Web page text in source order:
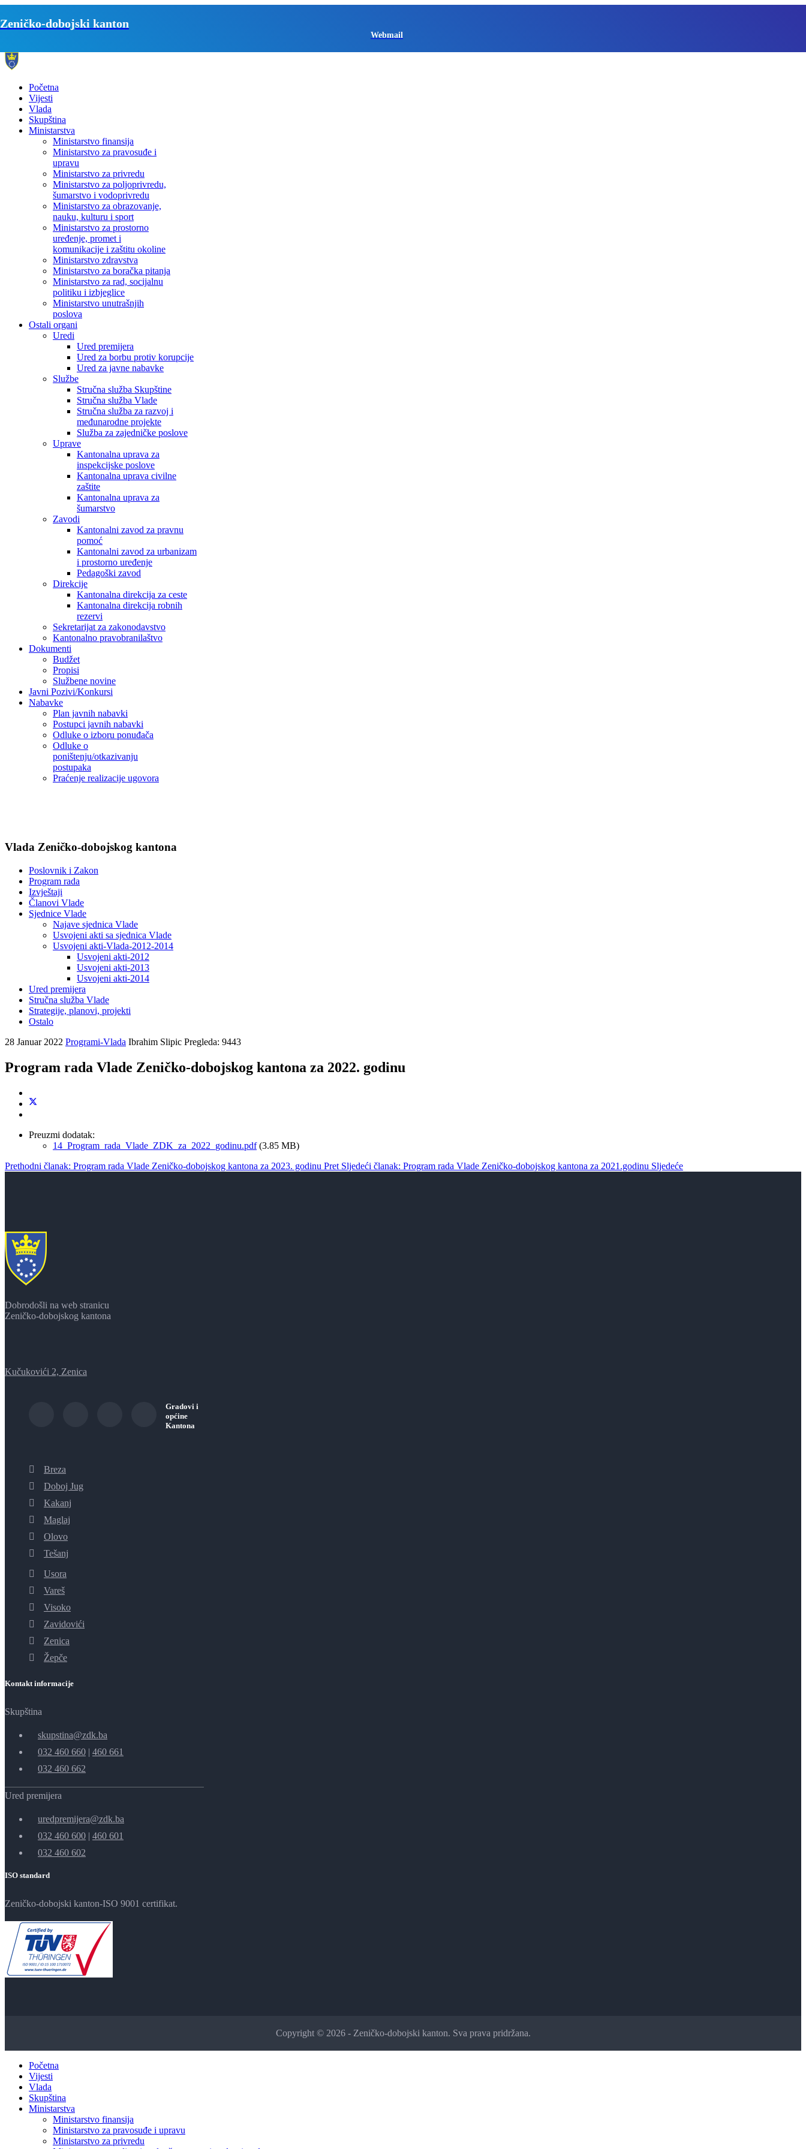
Zeničko-dobojski kanton
Webmail
Početna
Vijesti
Vlada
Skupština
Ministarstva
Ministarstvo finansija
Ministarstvo za pravosuđe i
upravu
Ministarstvo za privredu
Ministarstvo za poljoprivredu,
šumarstvo i vodoprivredu
Ministarstvo za obrazovanje,
nauku, kulturu i sport
Ministarstvo za prostorno
uređenje, promet i
komunikacije i zaštitu okoline
Ministarstvo zdravstva
Ministarstvo za boračka pitanja
Ministarstvo za rad, socijalnu
politiku i izbjeglice
Ministarstvo unutrašnjih
poslova
Ostali organi
Uredi
Ured premijera
Ured za borbu protiv korupcije
Ured za javne nabavke
Službe
Stručna služba Skupštine
Stručna služba Vlade
Stručna služba za razvoj i
međunarodne projekte
Služba za zajedničke poslove
Uprave
Kantonalna uprava za
inspekcijske poslove
Kantonalna uprava civilne
zaštite
Kantonalna uprava za
šumarstvo
Zavodi
Kantonalni zavod za pravnu
pomoć
Kantonalni zavod za urbanizam
i prostorno uređenje
Pedagoški zavod
Direkcije
Kantonalna direkcija za ceste
Kantonalna direkcija robnih
rezervi
Sekretarijat za zakonodavstvo
Kantonalno pravobranilaštvo
Dokumenti
Budžet
Propisi
Službene novine
Javni Pozivi/Konkursi
Nabavke
Plan javnih nabavki
Postupci javnih nabavki
Odluke o izboru ponuđača
Odluke o
poništenju/otkazivanju
postupaka
Praćenje realizacije ugovora
Vlada Zeničko-dobojskog kantona
Poslovnik i Zakon
Program rada
Izvještaji
Članovi Vlade
Sjednice Vlade
Najave sjednica Vlade
Usvojeni akti sa sjednica Vlade
Usvojeni akti-Vlada-2012-2014
Usvojeni akti-2012
Usvojeni akti-2013
Usvojeni akti-2014
Ured premijera
Stručna služba Vlade
Strategije, planovi, projekti
Ostalo
28 Januar 2022 Programi-Vlada Ibrahim Slipic Pregleda: 9443
Program rada Vlade Zeničko-dobojskog kantona za 2022. godinu
Preuzmi dodatak:
14_Program_rada_Vlade_ZDK_za_2022_godinu.pdf(3.85 MB)
Prethodni članak: Program rada Vlade Zeničko-dobojskog kantona za 2023. godinu Pret Sljedeći članak: Program rada Vlade Zeničko-dobojskog kantona za 2021.godinu Sljedeće
Dobrodošli na web stranicu
Zeničko-dobojskog kantona
Kučukovići 2, Zenica
Gradovi i
općine
Kantona
Breza
Doboj Jug
Kakanj
Maglaj
Olovo
Tešanj
Usora
Vareš
Visoko
Zavidovići
Zenica
Žepče
Kontakt informacije
Skupština
skupstina@zdk.ba
032 460 660 | 460 661
032 460 662
Ured premijera
uredpremijera@zdk.ba
032 460 600 | 460 601
032 460 602
ISO standard
Zeničko-dobojski kanton-ISO 9001 certifikat.
Copyright © 2026 - Zeničko-dobojski kanton. Sva prava pridržana.
Početna
Vijesti
Vlada
Skupština
Ministarstva
Ministarstvo finansija
Ministarstvo za pravosuđe i upravu
Ministarstvo za privredu